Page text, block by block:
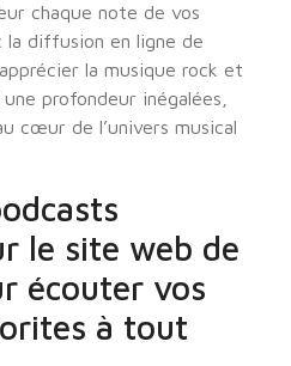
chaque note de vos
la diffusion en ligne de
la musique rock et
profondeur inégalées,
cœur de l’univers musical
le site web de
écouter vos
à tout